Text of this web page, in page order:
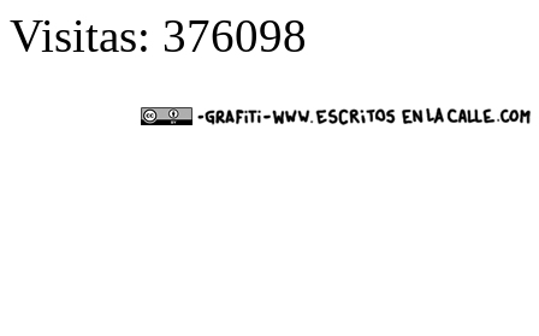
Visitas: 376098